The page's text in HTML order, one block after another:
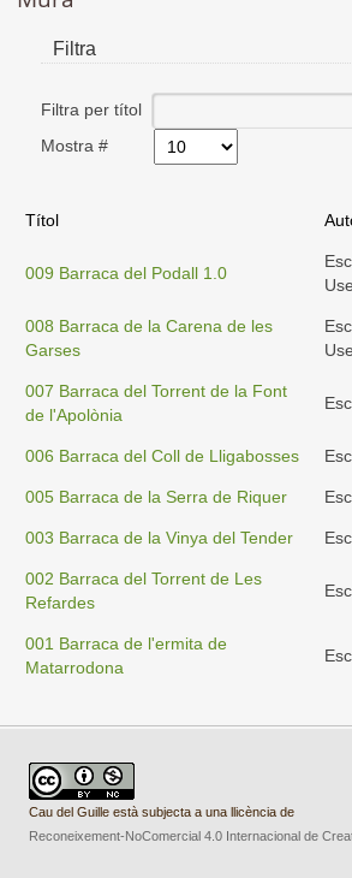
Filtra
Filtra per títol
Mostra #
Títol
009 Barraca del Podall 1.0
008 Barraca de la Carena de les
Garses
007 Barraca del Torrent de la Font
de l'Apolònia
006 Barraca del Coll de Lligabosses
005 Barraca de la Serra de Riquer
003 Barraca de la Vinya del Tender
002 Barraca del Torrent de Les
Refardes
001 Barraca de l'ermita de
Matarrodona
Cau del Guille està subjecta a una llicència de
Reconeixement-NoComercial 4.0 Internacional de